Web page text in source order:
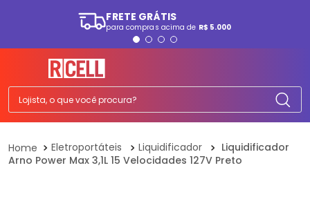
FRETE GRÁTIS
para compras acima de R$ 5.000
Lojista, o que você procura?
Eletroportáteis Liquidificador
Liquidificador
Arno Power Max 3,1L 15 Velocidades 127V Preto
TERMOS MAIS BUSCADOS
smartphone
2º
ps5
3º
tv
5º
fone